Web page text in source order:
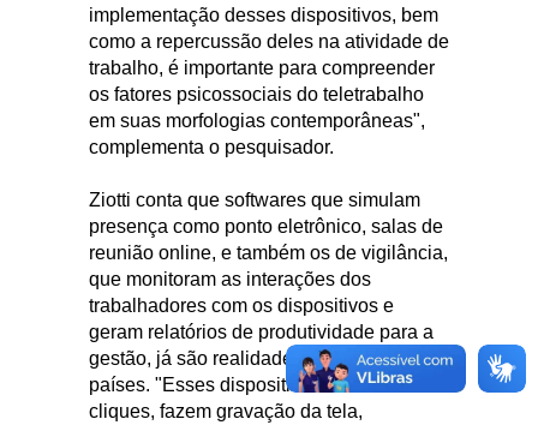
implementação desses dispositivos, bem
como a repercussão deles na atividade de
trabalho, é importante para compreender
os fatores psicossociais do teletrabalho
em suas morfologias contemporâneas",
complementa o pesquisador.
Ziotti conta que softwares que simulam
presença como ponto eletrônico, salas de
reunião online, e também os de vigilância,
que monitoram as interações dos
trabalhadores com os dispositivos e
geram relatórios de produtividade para a
gestão, já são realidade em mais de 60
países. "Esses dispositivos contabilizam
cliques, fazem gravação da tela,